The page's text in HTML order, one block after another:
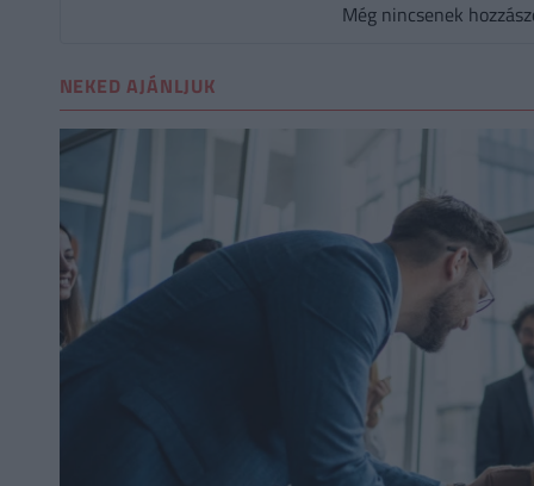
Még nincsenek
NEKED AJÁNLJUK